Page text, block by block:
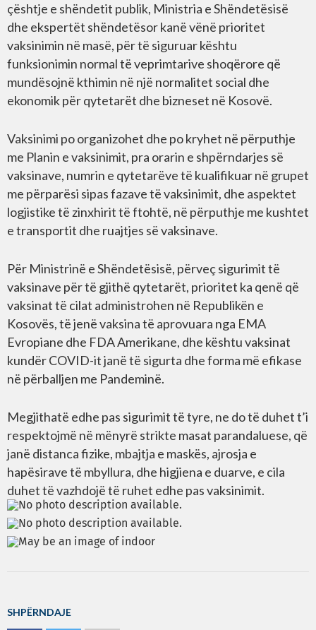
çështje e shëndetit publik, Ministria e Shëndetësisë
dhe ekspertët shëndetësor kanë vënë prioritet
vaksinimin në masë, për të siguruar kështu
funksionimin normal të veprimtarive shoqërore që
mundësojnë kthimin në një normalitet social dhe
ekonomik për qytetarët dhe bizneset në Kosovë.
Vaksinimi po organizohet dhe po kryhet në përputhje
me Planin e vaksinimit, pra orarin e shpërndarjes së
vaksinave, numrin e qytetarëve të kualifikuar në grupet
me përparësi sipas fazave të vaksinimit, dhe aspektet
logjistike të zinxhirit të ftohtë, në përputhje me kushtet
e transportit dhe ruajtjes së vaksinave.
Për Ministrinë e Shëndetësisë, përveç sigurimit të
vaksinave për të gjithë qytetarët, prioritet ka qenë që
vaksinat të cilat administrohen në Republikën e
Kosovës, të jenë vaksina të aprovuara nga EMA
Evropiane dhe FDA Amerikane, dhe kështu vaksinat
kundër COVID-it janë të sigurta dhe forma më efikase
në përballjen me Pandeminë.
Megjithatë edhe pas sigurimit të tyre, ne do të duhet t’i
respektojmë në mënyrë strikte masat parandaluese, që
janë distanca fizike, mbajtja e maskës, ajrosja e
hapësirave të mbyllura, dhe higjiena e duarve, e cila
duhet të vazhdojë të ruhet edhe pas vaksinimit.
SHPËRNDAJE